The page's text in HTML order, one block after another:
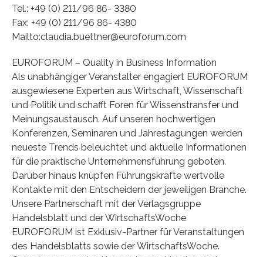
Tel.: +49 (0) 211/96 86- 3380
Fax: +49 (0) 211/96 86- 4380
Mailto:claudia.buettner@euroforum.com
EUROFORUM – Quality in Business Information
Als unabhängiger Veranstalter engagiert EUROFORUM
ausgewiesene Experten aus Wirtschaft, Wissenschaft
und Politik und schafft Foren für Wissenstransfer und
Meinungsaustausch. Auf unseren hochwertigen
Konferenzen, Seminaren und Jahrestagungen werden
neueste Trends beleuchtet und aktuelle Informationen
für die praktische Unternehmensführung geboten.
Darüber hinaus knüpfen Führungskräfte wertvolle
Kontakte mit den Entscheidern der jeweiligen Branche.
Unsere Partnerschaft mit der Verlagsgruppe
Handelsblatt und der WirtschaftsWoche
EUROFORUM ist Exklusiv-Partner für Veranstaltungen
des Handelsblatts sowie der WirtschaftsWoche.